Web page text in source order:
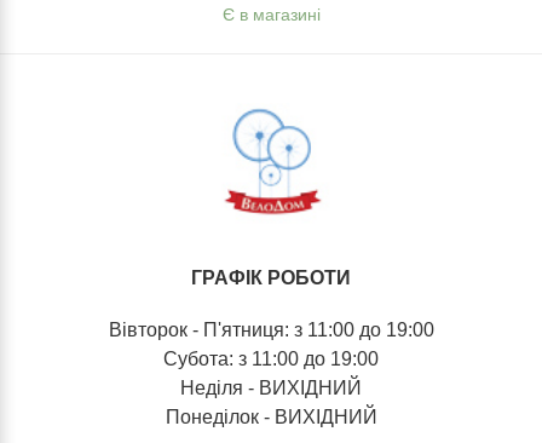
Є в магазині
ГРАФІК РОБОТИ
Вівторок - П'ятниця: з 11:00 до 19:00
Субота: з 11:00 до 19:00
Неділя - ВИХІДНИЙ
Понеділок - ВИХІДНИЙ